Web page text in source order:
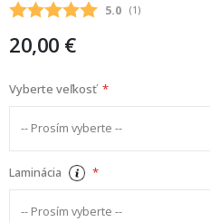
Priemerne
5.0 (hlasy:
1 )
20,00 €
Vyberte veľkosť
Laminácia